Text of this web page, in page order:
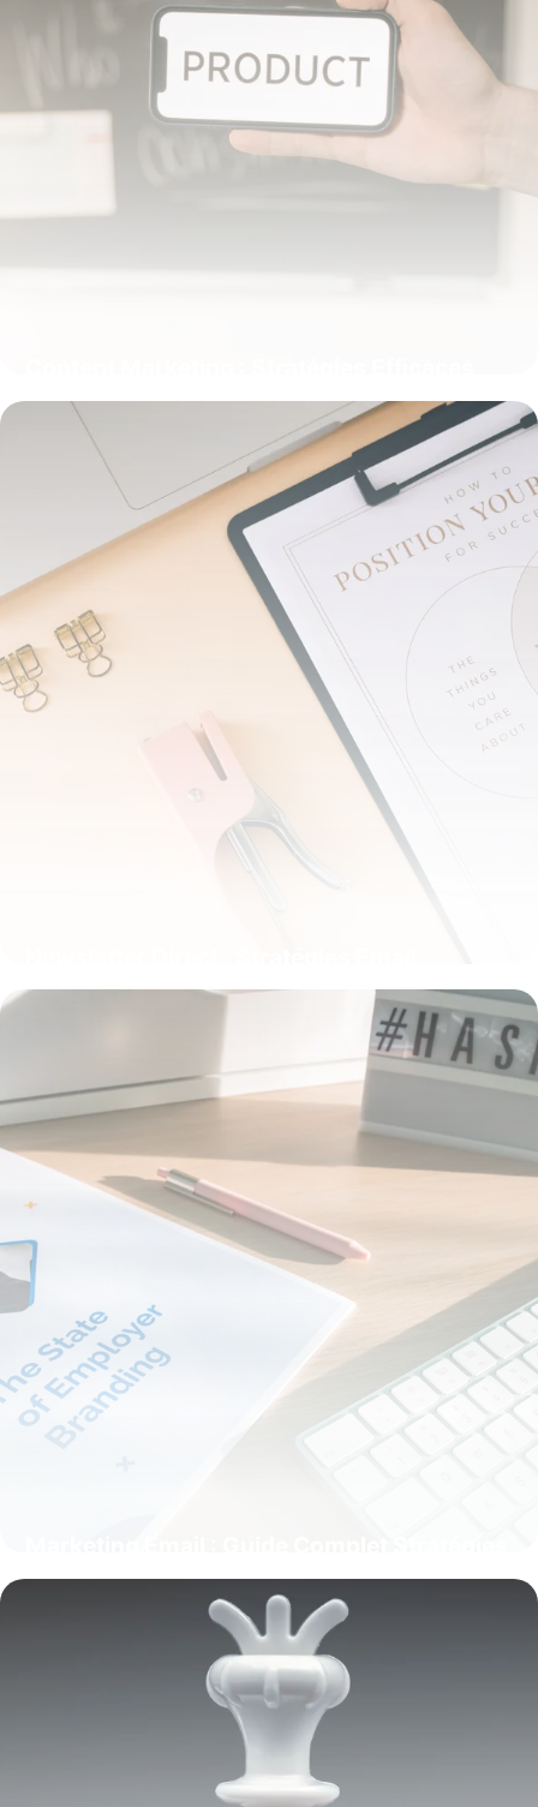
24 mai 2026
Marketing
2026